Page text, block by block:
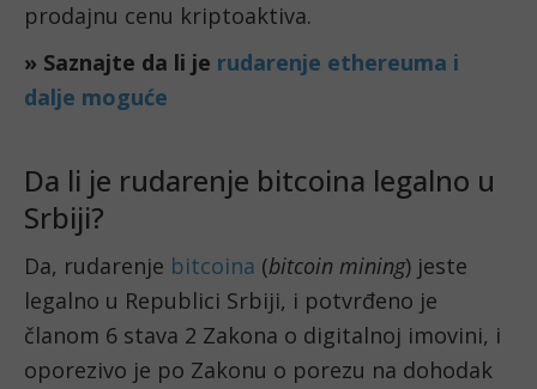
prodajnu cenu kriptoaktiva.
» Saznajte da li je rudarenje ethereuma i
dalje moguće
Da li je rudarenje bitcoina legalno u
Srbiji?
Da, rudarenje bitcoina (bitcoin mining) jeste
legalno u Republici Srbiji, i potvrđeno je
članom 6 stava 2 Zakona o digitalnoj imovini, i
oporezivo je po Zakonu o porezu na dohodak